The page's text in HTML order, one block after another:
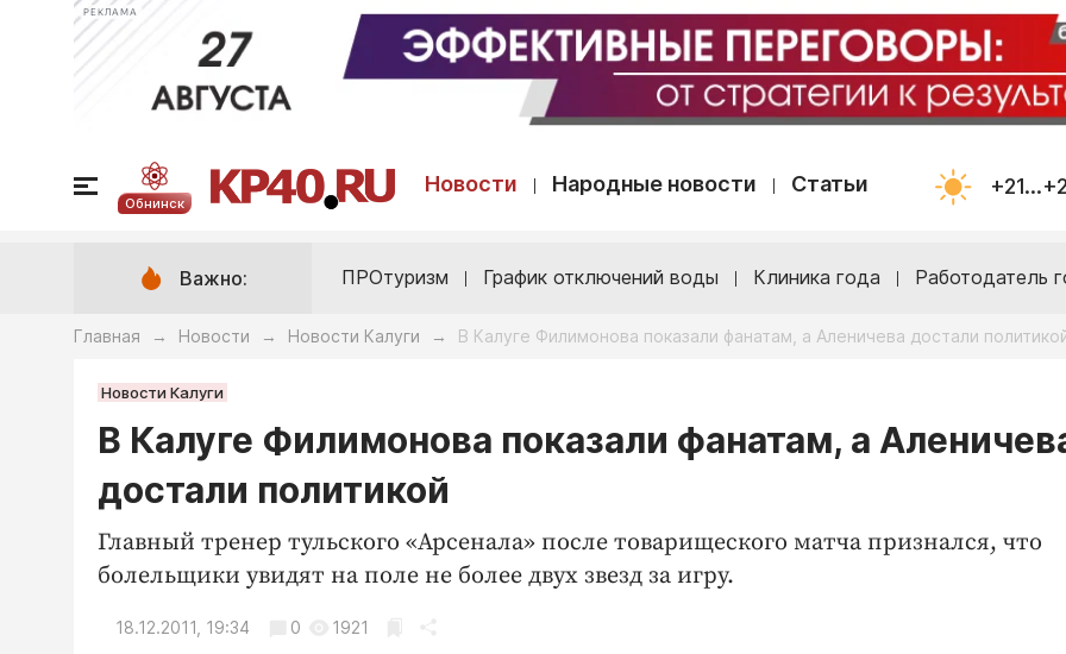
РЕКЛАМА
Обнинск
Новости Народные новости Статьи
Важно: ПРОтуризм График отключений воды Клиника года Работодатель
Главная → Новости → Новости Калуги → В Калуге Филимонова показали фанатам, а Аленичева достали
Новости Калуги
В Калуге Филимонова показали фанатам, а
достали политикой
Главный тренер тульского «Арсенала» после товарищеского матча признался, что
болельщики увидят на поле не более двух звезд за игру.
18.12.2011, 19:34 0 1921